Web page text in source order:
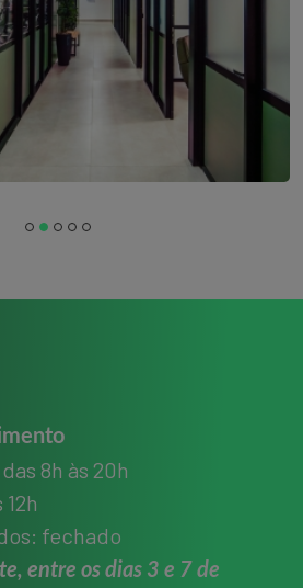
8h às 20h
fechado
entre os dias 3 e 7 de